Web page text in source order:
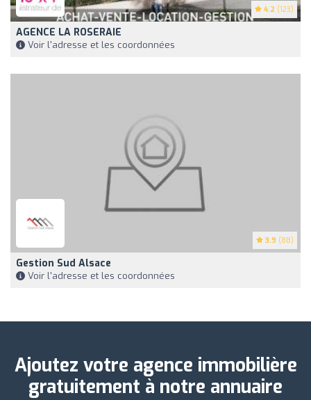
4.2 (123)
AGENCE LA ROSERAIE
Voir l'adresse et les coordonnées
3.9 (88)
Gestion Sud Alsace
Voir l'adresse et les coordonnées
Ajoutez votre agence immobilière
gratuitement à notre annuaire